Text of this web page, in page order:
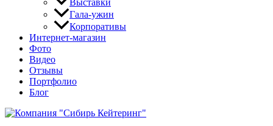
Гала-ужин
Корпоративы
Интернет-магазин
Фото
Видео
Отзывы
Портфолио
Блог